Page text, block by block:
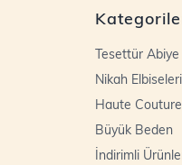
Tesettür Abiye
Nikah Elbiseleri
Haute Couture
Büyük Beden
İndirimli